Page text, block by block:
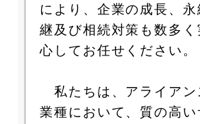
により、企業の成長、
継及び相続対策も数多
心してお任せください。
私たちは、アライアン
業種において、質の高